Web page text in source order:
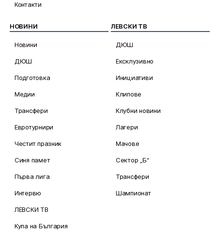
Контакти
НОВИНИ
Новини
ДЮШ
Подготовка
Медии
Трансфери
Евротурнири
Честит празник
Синя памет
Първа лига
Интервю
ЛЕВСКИ ТВ
Купа на България
ЛЕВСКИ ТВ
ДЮШ
Ексклузивно
Инициативи
Клипове
Клубни новини
Лагери
Мачове
Сектор „Б“
Трансфери
Шампионат